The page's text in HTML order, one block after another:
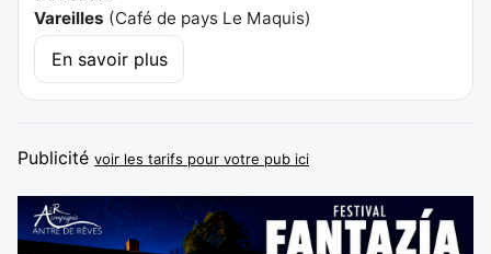
Vareilles (Café de pays Le Maquis)
En savoir plus
Publicité voir les tarifs pour votre pub ici